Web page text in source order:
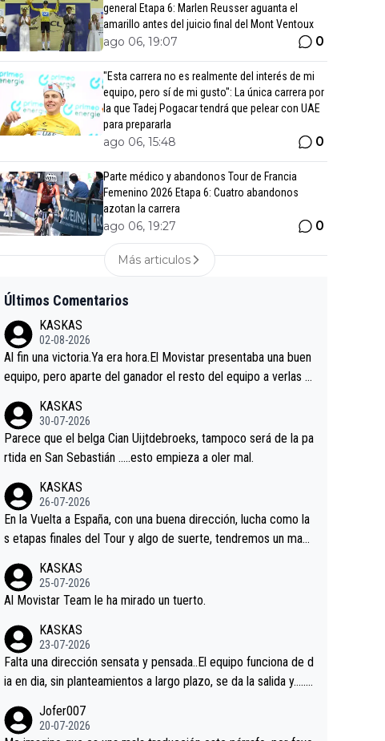
general Etapa 6: Marlen Reusser aguanta el
amarillo antes del juicio final del Mont Ventoux
ago 06, 19:07 0
"Esta carrera no es realmente del interés de mi
equipo, pero sí de mi gusto": La única carrera por
la que Tadej Pogacar tendrá que pelear con UAE
para prepararla
ago 06, 15:48 0
Parte médico y abandonos Tour de Francia
Femenino 2026 Etapa 6: Cuatro abandonos
azotan la carrera
ago 06, 19:27 0
Más articulos
Últimos Comentarios
KASKAS
02-08-2026
Al fin una victoria.Ya era hora.El Movistar presentaba una buen
equipo, pero aparte del ganador el resto del equipo a verlas v
es.La única buena noticia es la mejoría de Enric Más en San S
ebastian.Si en la Vuelta a Burgos sigue la mejoría, podríamos t
ener alguna sorpresa en la Vuelta.Ojalá.
KASKAS
30-07-2026
Parece que el belga Cian Uijtdebroeks, tampoco será de la pa
rtida en San Sebastián …..esto empieza a oler mal.
KASKAS
26-07-2026
En la Vuelta a España, con una buena dirección, lucha como la
s etapas finales del Tour y algo de suerte, tendremos un magn
KASKAS
25-07-2026
Al Movistar Team le ha mirado un tuerto.
KASKAS
23-07-2026
Falta una dirección sensata y pensada..El equipo funciona de d
ia en dia, sin planteamientos a largo plazo, se da la salida y…..v
a, Minguez, Velez etc etc.Me da pena vivir estos momentos t
Jofer007
20-07-2026